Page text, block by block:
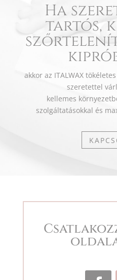
Ha
tartós,
akkor az ITALWAX
szeretettel
kellemes
szolgáltatásokkal és